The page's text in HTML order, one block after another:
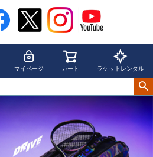
マイページ カート ラケットレンタル